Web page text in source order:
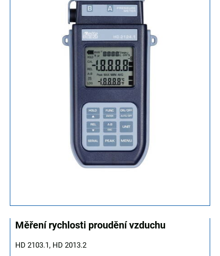
Měření rychlosti proudění vzduchu
HD 2103.1, HD 2013.2